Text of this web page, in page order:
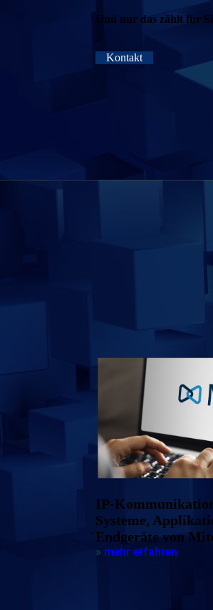
Und nur das zählt für
Kontakt
IP-
Systeme,
Endgeräte von
» mehr erfahren